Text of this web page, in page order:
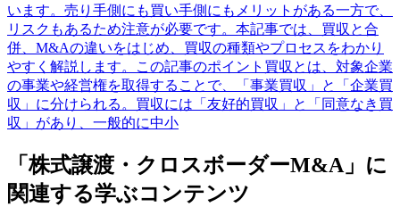
います。売り手側にも買い手側にもメリットがある一方で、
リスクもあるため注意が必要です。本記事では、買収と合
併、M&Aの違いをはじめ、買収の種類やプロセスをわかり
やすく解説します。この記事のポイント買収とは、対象企業
の事業や経営権を取得することで、「事業買収」と「企業買
収」に分けられる。買収には「友好的買収」と「同意なき買
収」があり、一般的に中小
「株式譲渡・クロスボーダーM&A」に
関連する学ぶコンテンツ